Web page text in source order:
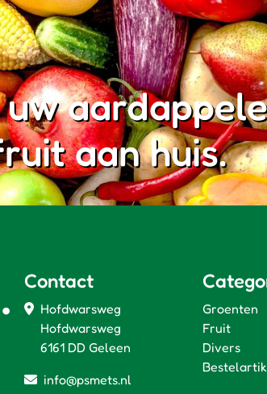
aan huis.
Contact
Hofdwarsweg
Hofdwarsweg
6161 DD Geleen
info@psmets.nl
Groenten
Fruit
Divers